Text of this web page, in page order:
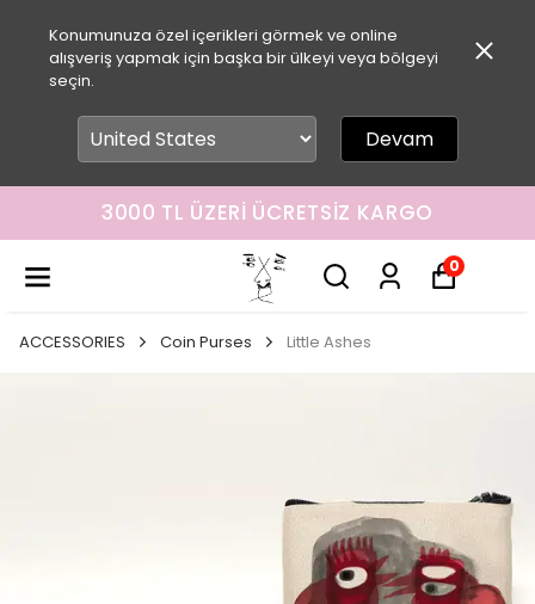
Konumunuza özel içerikleri görmek ve online
alışveriş yapmak için başka bir ülkeyi veya bölgeyi
seçin.
Devam
3000 TL ÜZERI ÜCRETSIZ KARGO
0
ACCESSORIES Coin Purses Little Ashes